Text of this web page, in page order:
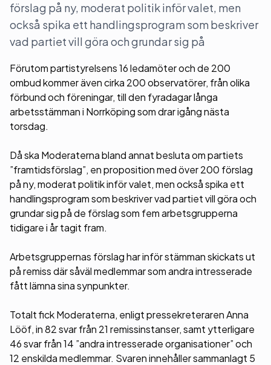
förslag på ny, moderat politik inför valet, men
också spika ett handlingsprogram som beskriver
vad partiet vill göra och grundar sig på
Förutom partistyrelsens 16 ledamöter och de 200
ombud kommer även cirka 200 observatörer, från olika
förbund och föreningar, till den fyradagar långa
arbetsstämman i Norrköping som drar igång nästa
torsdag.
Då ska Moderaterna bland annat besluta om partiets
”framtidsförslag”, en proposition med över 200 förslag
på ny, moderat politik inför valet, men också spika ett
handlingsprogram som beskriver vad partiet vill göra och
grundar sig på de förslag som fem arbetsgrupperna
tidigare i år tagit fram.
Arbetsgruppernas förslag har inför stämman skickats ut
på remiss där såväl medlemmar som andra intresserade
fått lämna sina synpunkter.
Totalt fick Moderaterna, enligt pressekreteraren Anna
Lööf, in 82 svar från 21 remissinstanser, samt ytterligare
46 svar från 14 ”andra intresserade organisationer” och
12 enskilda medlemmar. Svaren innehåller sammanlagt 5